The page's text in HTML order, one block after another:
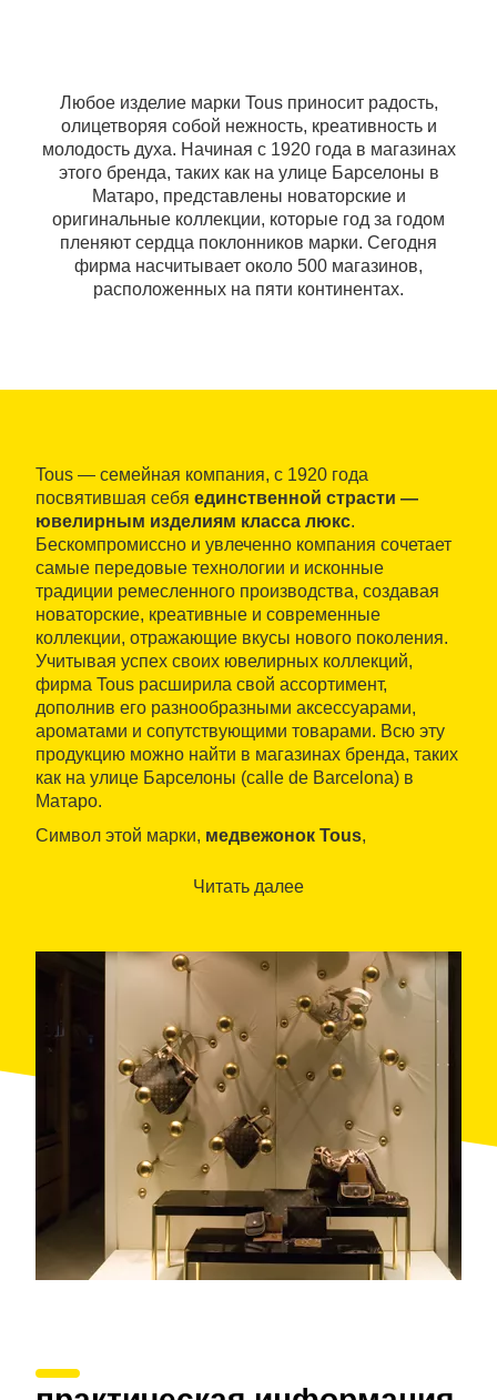
Любое изделие марки Tous приносит радость,
олицетворяя собой нежность, креативность и
молодость духа. Начиная с 1920 года в магазинах
этого бренда, таких как на улице Барселоны в
Матаро, представлены новаторские и
оригинальные коллекции, которые год за годом
пленяют сердца поклонников марки. Сегодня
фирма насчитывает около 500 магазинов,
расположенных на пяти континентах.
Tous — семейная компания, с 1920 года
посвятившая себя единственной страсти —
ювелирным изделиям класса люкс.
Бескомпромиссно и увлеченно компания сочетает
самые передовые технологии и исконные
традиции ремесленного производства, создавая
новаторские, креативные и современные
коллекции, отражающие вкусы нового поколения.
Учитывая успех своих ювелирных коллекций,
фирма Tous расширила свой ассортимент,
дополнив его разнообразными аксессуарами,
ароматами и сопутствующими товарами. Всю эту
продукцию можно найти в магазинах бренда, таких
как на улице Барселоны (calle de Barcelona) в
Матаро.
Символ этой марки, медвежонок Tous,
Ориол (Rosa Oriol), нашел путь к сердцам самых
в нашей памяти самые чудесные воспоминания
Читать далее